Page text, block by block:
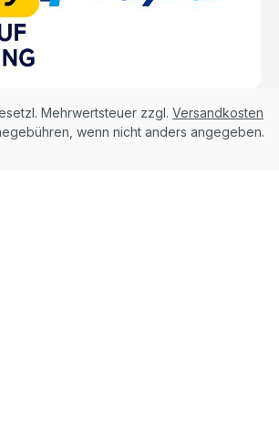
Mehrwertsteuer zzgl. Versandkosten
wenn nicht anders angegeben.